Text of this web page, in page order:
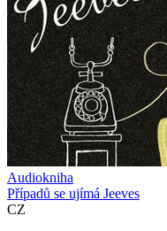
Audiokniha
Případů se ujímá Jeeves
CZ